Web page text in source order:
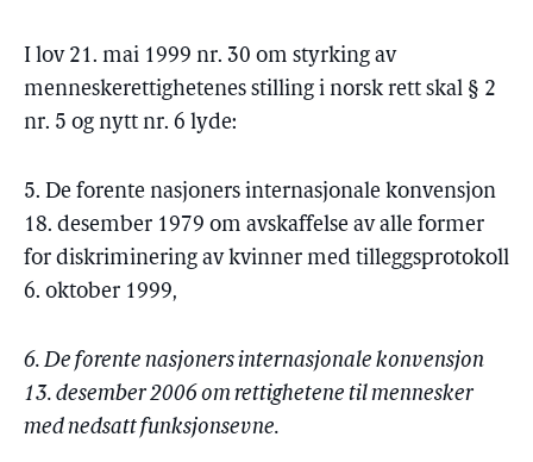
I lov 21. mai 1999 nr. 30 om styrking av
menneskerettighetenes stilling i norsk rett skal § 2
nr. 5 og nytt nr. 6 lyde:
5. De forente nasjoners internasjonale konvensjon
18. desember 1979 om avskaffelse av alle former
for diskriminering av kvinner med tilleggsprotokoll
6. oktober 1999,
6. De forente nasjoners internasjonale konvensjon
13. desember 2006 om rettighetene til mennesker
med nedsatt funksjonsevne.